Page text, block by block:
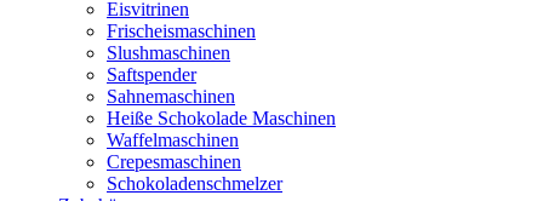
Eisvitrinen
Frischeismaschinen
Slushmaschinen
Saftspender
Sahnemaschinen
Heiße Schokolade Maschinen
Waffelmaschinen
Crepesmaschinen
Schokoladenschmelzer